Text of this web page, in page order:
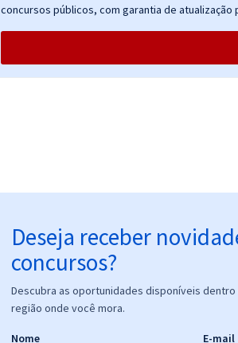
concursos públicos, com garantia de atualização
Deseja receber
concursos?
Descubra as oportunidades disponíveis
região onde você mora.
Nome E-mail